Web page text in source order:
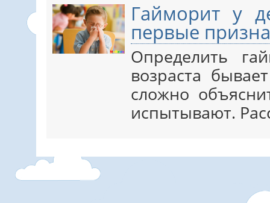
Гайморит у
первые
Определить
возраста
сложно
испытывают.